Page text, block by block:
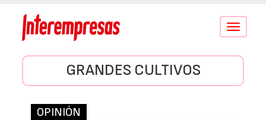
Conmutar
GRANDES CULTIVOS
OPINIÓN